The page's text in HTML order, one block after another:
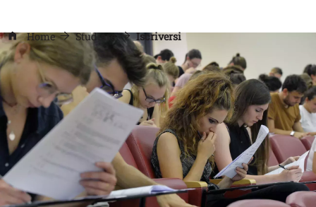
Home Studiare Iscriversi